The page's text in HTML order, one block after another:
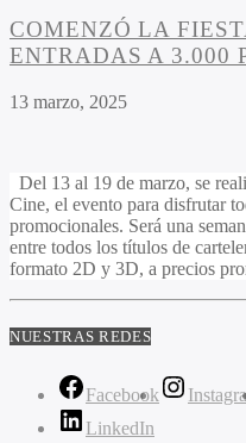
COMENZÓ LA
ENTRADAS A 3.000
13 marzo, 2025
Del 13 al 19 de marzo, se
Cine, el evento para disfrutar
promocionales. Será una
entre todos los títulos de
formato 2D y 3D, a precios
NUESTRAS REDES
Facebook
LinkedIn